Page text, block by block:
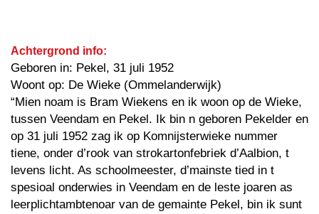
Achtergrond info:
Geboren in: Pekel, 31 juli 1952
Woont op: De Wieke (Ommelanderwijk)
“Mien noam is Bram Wiekens en ik woon op de Wieke,
tussen Veendam en Pekel. Ik bin n geboren Pekelder en
op 31 juli 1952 zag ik op Komnijsterwieke nummer
tiene, onder d’rook van strokartonfebriek d’Aalbion, t
levens licht. As schoolmeester, d’mainste tied in t
spesioal onderwies in Veendam en de leste joaren as
leerplichtambtenoar van de gemainte Pekel, bin ik sunt